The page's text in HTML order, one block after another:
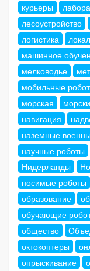
курьеры
лесоустройство
логистика
машинное
мелководье
мобильные
морская
навигация
наземные
научные роботы
Нидерланды
носимые роботы
образование
обучающие
общество
октокоптеры
опрыскивание